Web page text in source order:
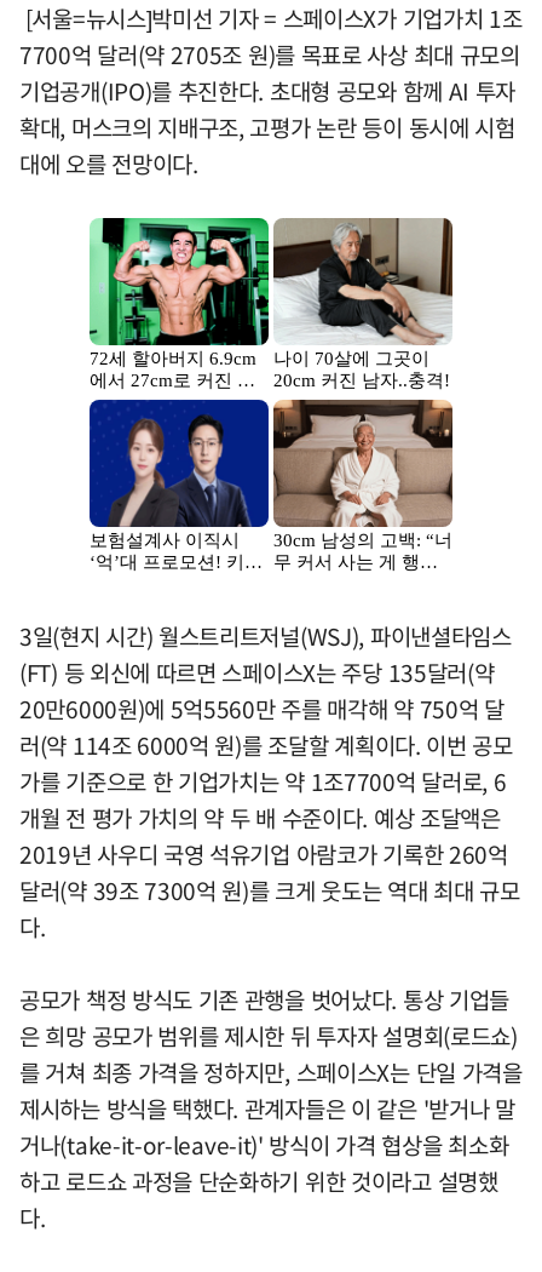
[서울=뉴시스]박미선 기자 = 스페이스X가 기업가치 1조
7700억 달러(약 2705조 원)를 목표로 사상 최대 규모의
기업공개(IPO)를 추진한다. 초대형 공모와 함께 AI 투자
확대, 머스크의 지배구조, 고평가 논란 등이 동시에 시험
대에 오를 전망이다.
3일(현지 시간) 월스트리트저널(WSJ), 파이낸셜타임스
(FT) 등 외신에 따르면 스페이스X는 주당 135달러(약
20만6000원)에 5억5560만 주를 매각해 약 750억 달
러(약 114조 6000억 원)를 조달할 계획이다. 이번 공모
가를 기준으로 한 기업가치는 약 1조7700억 달러로, 6
개월 전 평가 가치의 약 두 배 수준이다. 예상 조달액은
2019년 사우디 국영 석유기업 아람코가 기록한 260억
달러(약 39조 7300억 원)를 크게 웃도는 역대 최대 규모
다.
공모가 책정 방식도 기존 관행을 벗어났다. 통상 기업들
은 희망 공모가 범위를 제시한 뒤 투자자 설명회(로드쇼)
를 거쳐 최종 가격을 정하지만, 스페이스X는 단일 가격을
제시하는 방식을 택했다. 관계자들은 이 같은 '받거나 말
거나(take-it-or-leave-it)' 방식이 가격 협상을 최소화
하고 로드쇼 과정을 단순화하기 위한 것이라고 설명했
다.